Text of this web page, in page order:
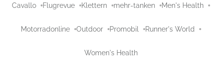
Cavallo Flugrevue Klettern mehr-tanken Men's Health
Motorradonline Outdoor Promobil Runner's World
Women's Health